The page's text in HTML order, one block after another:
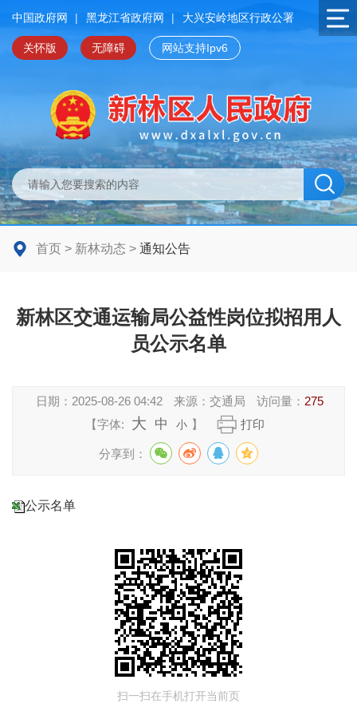
中国政府网 | 黑龙江省政府网 | 大兴安岭地区行政公署
关怀版 无障碍 网站支持Ipv6
首页 > 新林动态 > 通知公告
新林区交通运输局公益性岗位拟招用人
员公示名单
日期： 2025-08-26 04:42 来源：交通局 访问量： 275
【字体:
大 中 小 】 打印
分享到：
公示名单
扫一扫在手机打开当前页